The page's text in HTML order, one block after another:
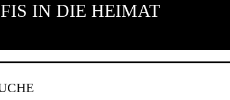
IN DIE HEIMAT